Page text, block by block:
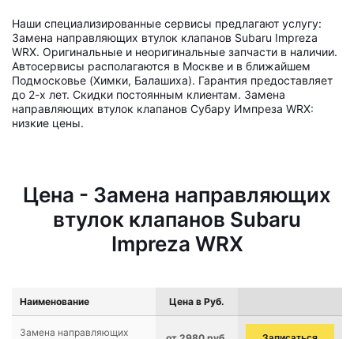
Наши специализированные сервисы предлагают услугу:
Замена направляющих втулок клапанов Subaru Impreza
WRX. Оригинальные и неоригинальные запчасти в наличии.
Автосервисы располагаются в Москве и в ближайшем
Подмосковье (Химки, Балашиха). Гарантия предоставляет
до 2-х лет. Скидки постоянным клиентам. Замена
направляющих втулок клапанов Субару Импреза WRX:
низкие цены.
Цена - Замена направляющих
втулок клапанов Subaru
Impreza WRX
Наименование Цена в Руб.
Замена направляющих